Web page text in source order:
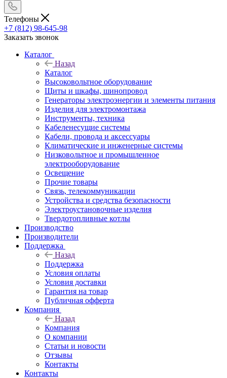
Телефоны
+7 (812) 98-645-98
Заказать звонок
Каталог
Назад
Каталог
Высоковольтное оборудование
Щиты и шкафы, шинопровод
Генераторы электроэнергии и элементы питания
Изделия для электромонтажа
Инструменты, техника
Кабеленесущие системы
Кабели, провода и аксессуары
Климатические и инженерные системы
Низковольтное и промышленное
электрооборудование
Освещение
Прочие товары
Связь, телекоммуникации
Устройства и средства безопасности
Электроустановочные изделия
Твердотопливные котлы
Производство
Производители
Поддержка
Назад
Поддержка
Условия оплаты
Условия доставки
Гарантия на товар
Публичная офферта
Компания
Назад
Компания
О компании
Статьи и новости
Отзывы
Контакты
Контакты